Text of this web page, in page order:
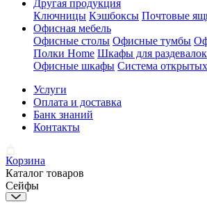
Другая продукция
Ключницы Кэшбоксы Почтовые
Офисная мебель
Офисные столы Офисные тумбы
Полки Home Шкафы для раздевалок
Офисные шкафы Система
Услуги
Оплата и доставка
Банк знаний
Контакты
Корзина
Каталог товаров
Сейфы